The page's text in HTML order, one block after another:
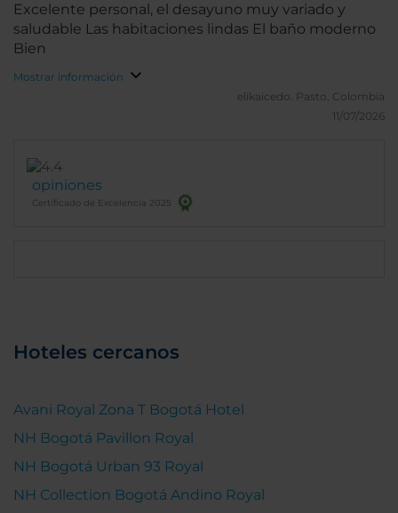
Excelente personal, el desayuno muy variado y
saludable Las habitaciones lindas El baño moderno
Bien
Mostrar información
elikaicedo.
Pasto, Colombia
11/07/2026
opiniones
Certificado de Excelencia 2025
Hoteles cercanos
Avani Royal Zona T Bogotá Hotel
NH Bogotá Pavillon Royal
NH Bogotá Urban 93 Royal
NH Collection Bogotá Andino Royal